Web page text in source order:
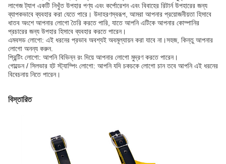
লাগেজ ট্যাগ একটি নিখুঁত উপহার পণ্য এবং কর্পোরেশন এবং বিবাহের রিটার্ন উপহারের জন্য
ব্যাপকভাবে ব্যবহার করা যেতে পারে। উদাহরণস্বরূপ, আমরা আপনার প্রয়োজনীয়তা হিসাবে
ধাতব অংশে আপনার লোগো তৈরি করতে পারি, যাতে আপনি এটিকে আপনার কোম্পানির
প্রচারের জন্য উপহার হিসাবে ব্যবহার করতে পারেন।
এমবসড লোগো: এই ধরনের প্রভাব অবশ্যই অবমূল্যায়ন করা যাবে না।সহজ, কিন্তু আপনার
লোগো অনন্য করুন.
প্রিন্টিং লোগো: আপনি বিভিন্ন রং দিয়ে আপনার লোগো মুদ্রণ করতে পারেন।
গোল্ডেন / সিলভার হট স্ট্যাম্পিং লোগো: আপনি যদি চকচকে লোগো চান তবে আপনি এই ধরনের
বিবেচনায় নিতে পারেন।
বিস্তারিত